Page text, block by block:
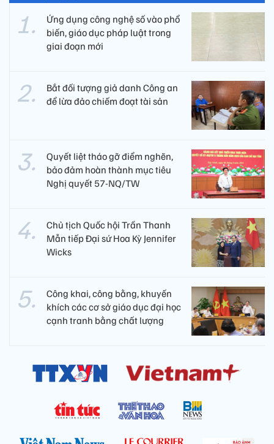
Ứng dụng công nghệ số vào phổ
biến, giáo dục pháp luật trong
giai đoạn mới
Bắt đối tượng giả danh Công an
để lừa đảo chiếm đoạt tài sản
Quyết liệt tháo gỡ điểm nghẽn,
bảo đảm hoàn thành mục tiêu
Nghị quyết 57-NQ/TW
Chủ tịch Quốc hội Trần Thanh
Mẫn tiếp Đại sứ Hoa Kỳ Jennifer
Wicks
Công khai, công bằng, khuyến
khích các cơ sở giáo dục đại học
cạnh tranh bằng chất lượng​